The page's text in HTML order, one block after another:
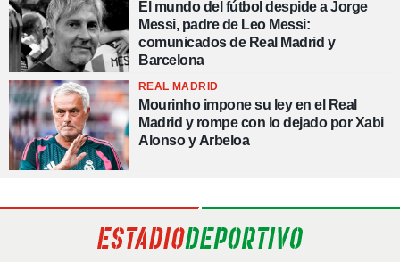
El mundo del fútbol despide a Jorge
Messi, padre de Leo Messi:
comunicados de Real Madrid y
Barcelona
REAL MADRID
Mourinho impone su ley en el Real
Madrid y rompe con lo dejado por Xabi
Alonso y Arbeloa